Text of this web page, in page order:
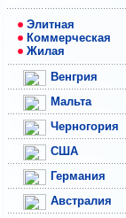
Элитная
Коммерческая
Жилая
Венгрия
Мальта
Черногория
США
Германия
Австралия